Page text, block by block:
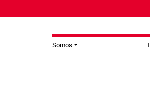
Somos